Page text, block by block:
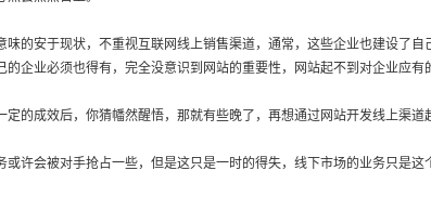
安于现状，不重视互联网线上销售渠道，通常，这些企业也建设了自
企业必须也得有，完全没意识到网站的重要性，网站起不到对企业应有
成效后，你猜幡然醒悟，那就有些晚了，再想通过网站开发线上渠道
会被对手抢占一些，但是这只是一时的得失，线下市场的业务只是这